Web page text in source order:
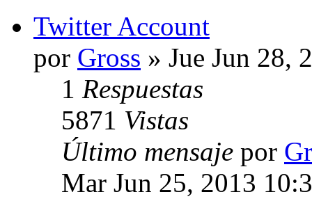
Twitter Account
por Gross » Jue Jun 28,
1 Respuestas
5871 Vistas
Último mensaje por
Mar Jun 25, 2013